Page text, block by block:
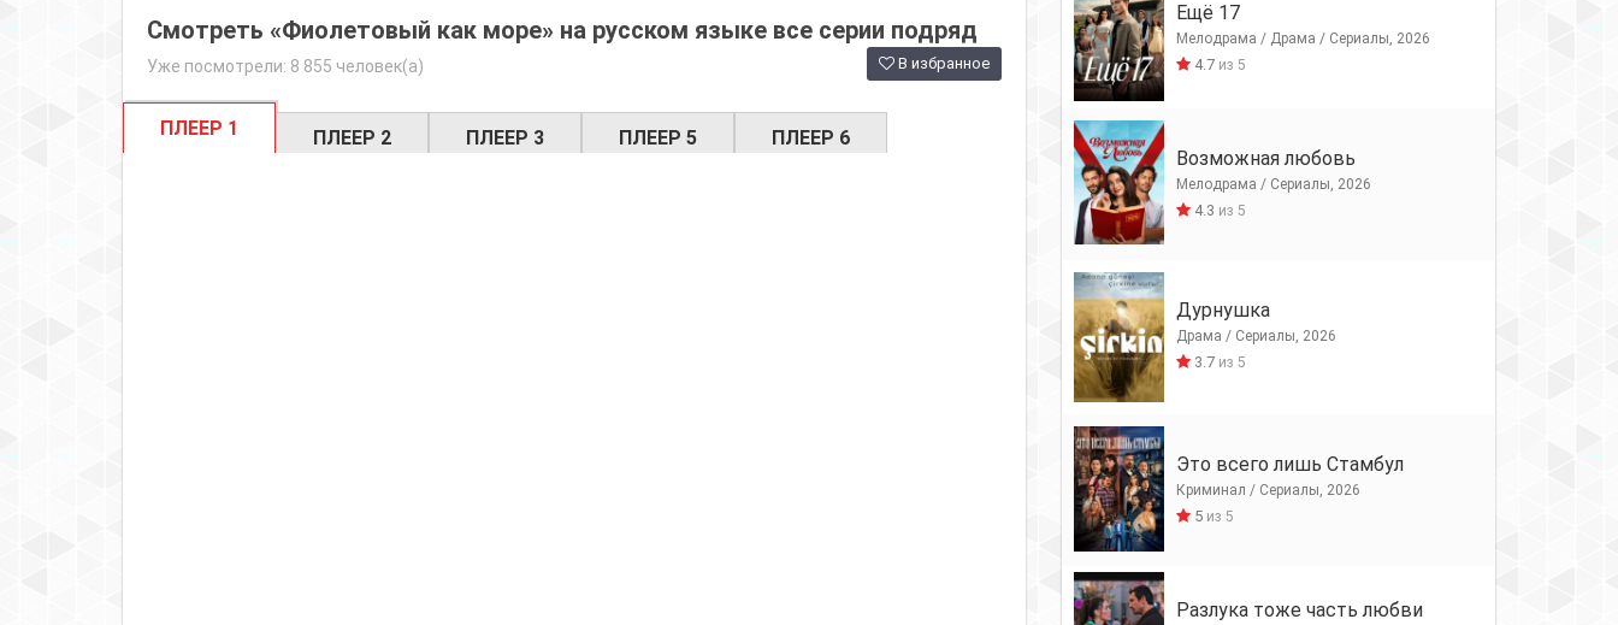
Смотреть «Фиолетовый как море» на русском языке все серии подряд
Уже посмотрели: 8 855 человек(а) В избранное
ПЛЕЕР 1 ПЛЕЕР 2 ПЛЕЕР 3 ПЛЕЕР 5 ПЛЕЕР 6
Ещё 17
Мелодрама / Драма / Сериалы, 2026
4.7из 5
Возможная любовь
Мелодрама / Сериалы, 2026
4.3 из 5
Дурнушка
Драма / Сериалы, 2026
3.7из 5
Это всего лишь Стамбул
Криминал / Сериалы, 2026
5из 5
Разлука тоже часть любви